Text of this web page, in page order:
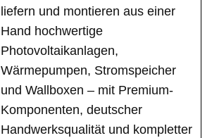
liefern und montieren aus einer
Hand hochwertige
Photovoltaikanlagen,
Wärmepumpen, Stromspeicher
und Wallboxen – mit Premium-
Komponenten, deutscher
Handwerksqualität und kompletter